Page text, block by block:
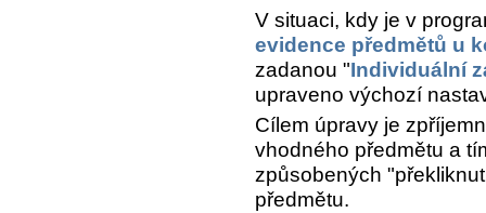
V situaci, kdy je v
evidence předmětů u
zadanou "Individuální
upraveno výchozí
Cílem úpravy je
vhodného předmětu a
způsobených
předmětu.